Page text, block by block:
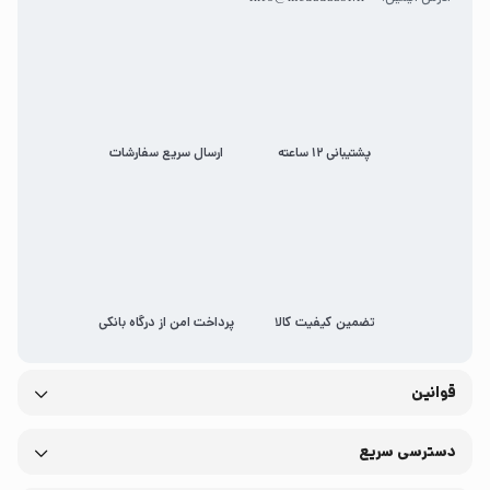
پشتیبانی 12 ساعته ارسال سریع سفارشات
تضمین کیفیت کالا پرداخت امن از درگاه بانکی
قوانین
دسترسی سریع